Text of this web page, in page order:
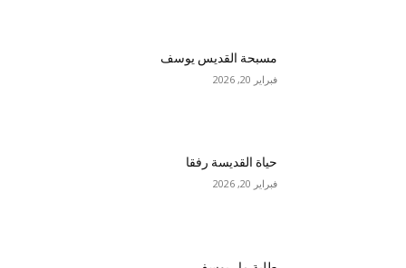
مسبحة القديس يوسف
فبراير 20, 2026
حياة القديسة رفقا
فبراير 20, 2026